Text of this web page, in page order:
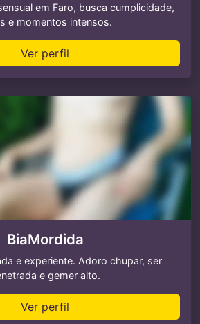
em Faro, busca cumplicidade,
e momentos intensos.
Ver perfil
BiaMordida
e experiente. Adoro chupar, ser
e gemer alto.
Ver perfil